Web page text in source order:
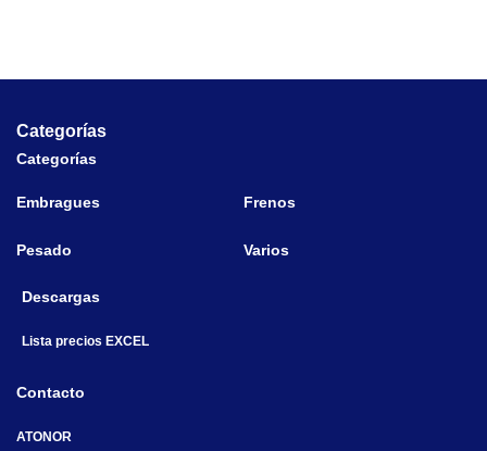
Categorías
Categorías
Embragues Frenos
Pesado Varios
Descargas
Lista precios EXCEL
Contacto
ATONOR